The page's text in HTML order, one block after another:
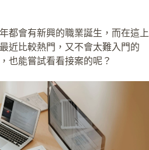
都會有新興的職業誕生，而在這上
近比較熱門，又不會太難入門的
也能嘗試看看接案的呢？